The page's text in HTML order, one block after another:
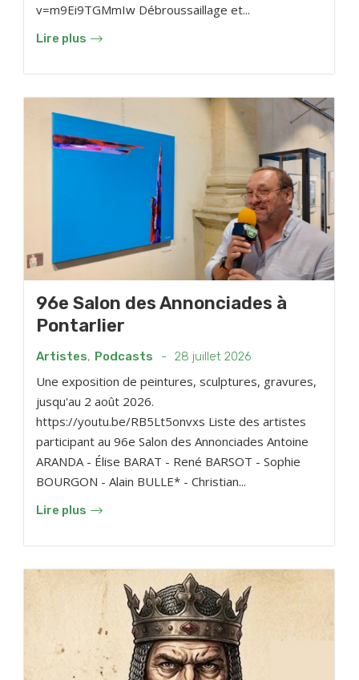
v=m9Ei9TGMmIw Débroussaillage et...
Lire plus
96e Salon des Annonciades à
Pontarlier
Artistes, Podcasts - 28 juillet 2026
Une exposition de peintures, sculptures, gravures,
jusqu'au 2 août 2026.
https://youtu.be/RB5Lt5onvxs Liste des artistes
participant au 96e Salon des Annonciades Antoine
ARANDA - Élise BARAT - René BARSOT - Sophie
BOURGON - Alain BULLE* - Christian...
Lire plus